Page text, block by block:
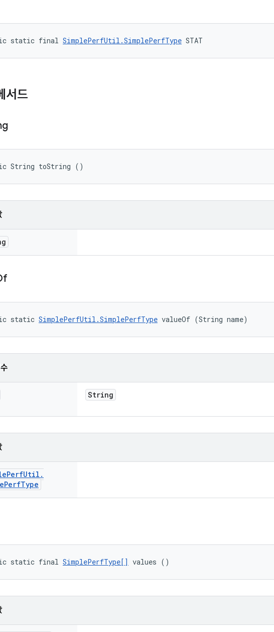
static final SimplePerfUtil.SimplePerfType STAT
서드
String toString ()
static SimplePerfUtil.SimplePerfType valueOf (String name)
String
PerfUtil .
PerfType
static final SimplePerfType[] values ()